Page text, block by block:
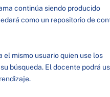
continúa siendo producido
como un repositorio de
mismo usuario quien use los
búsqueda. El docente podrá